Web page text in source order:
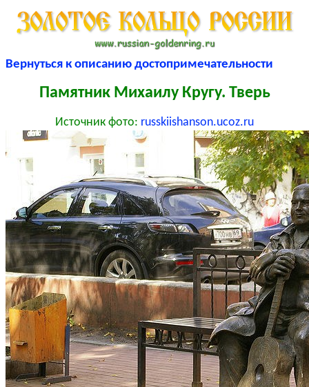
Вернуться к описанию достопримечательности
Памятник Михаилу Кругу. Тверь
Источник фото: russkiishanson.ucoz.ru